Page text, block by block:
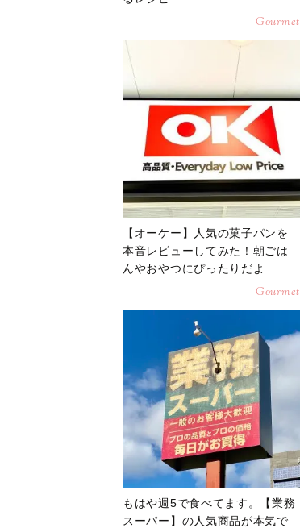
Gourmet
【オーケー】人気の菓子パンを
本音レビューしてみた！朝ごは
んやおやつにぴったりだよ
Gourmet
もはや週5で食べてます。【業務
スーパー】の人気商品が本気で